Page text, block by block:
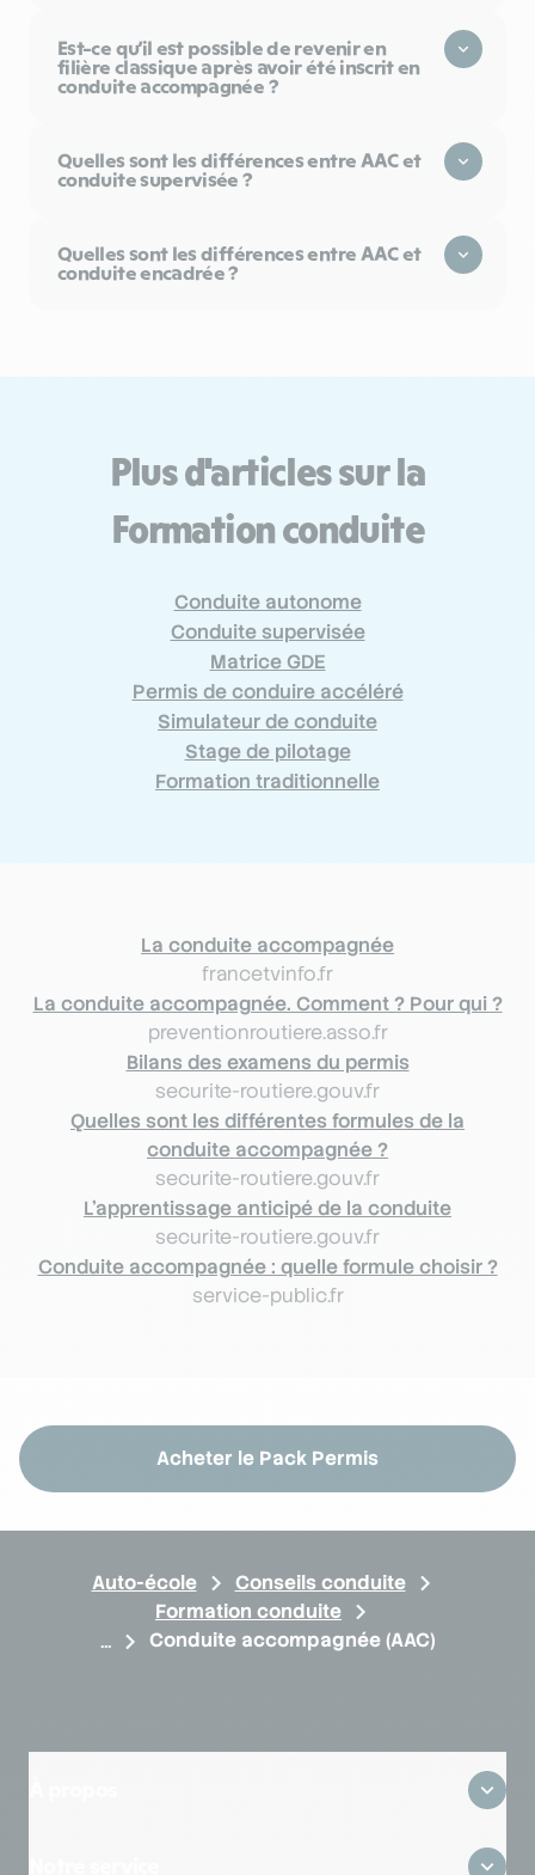
Est-ce qu’il est possible de revenir en
filière classique après avoir été inscrit en
conduite accompagnée ?
Quelles sont les différences entre AAC et
conduite supervisée ?
Quelles sont les différences entre AAC et
conduite encadrée ?
Plus d'articles sur la
Formation conduite
Conduite autonome
Conduite supervisée
Matrice GDE
Permis de conduire accéléré
Simulateur de conduite
Stage de pilotage
Formation traditionnelle
La conduite accompagnée
francetvinfo.fr
La conduite accompagnée. Comment ? Pour qui ?
preventionroutiere.asso.fr
Bilans des examens du permis
securite-routiere.gouv.fr
Quelles sont les différentes formules de la
conduite accompagnée ?
securite-routiere.gouv.fr
L’apprentissage anticipé de la conduite
securite-routiere.gouv.fr
Conduite accompagnée : quelle formule choisir ?
service-public.fr
Acheter le Pack Permis
Auto-école
Conseils conduite
Formation conduite
Conduite accompagnée (AAC)